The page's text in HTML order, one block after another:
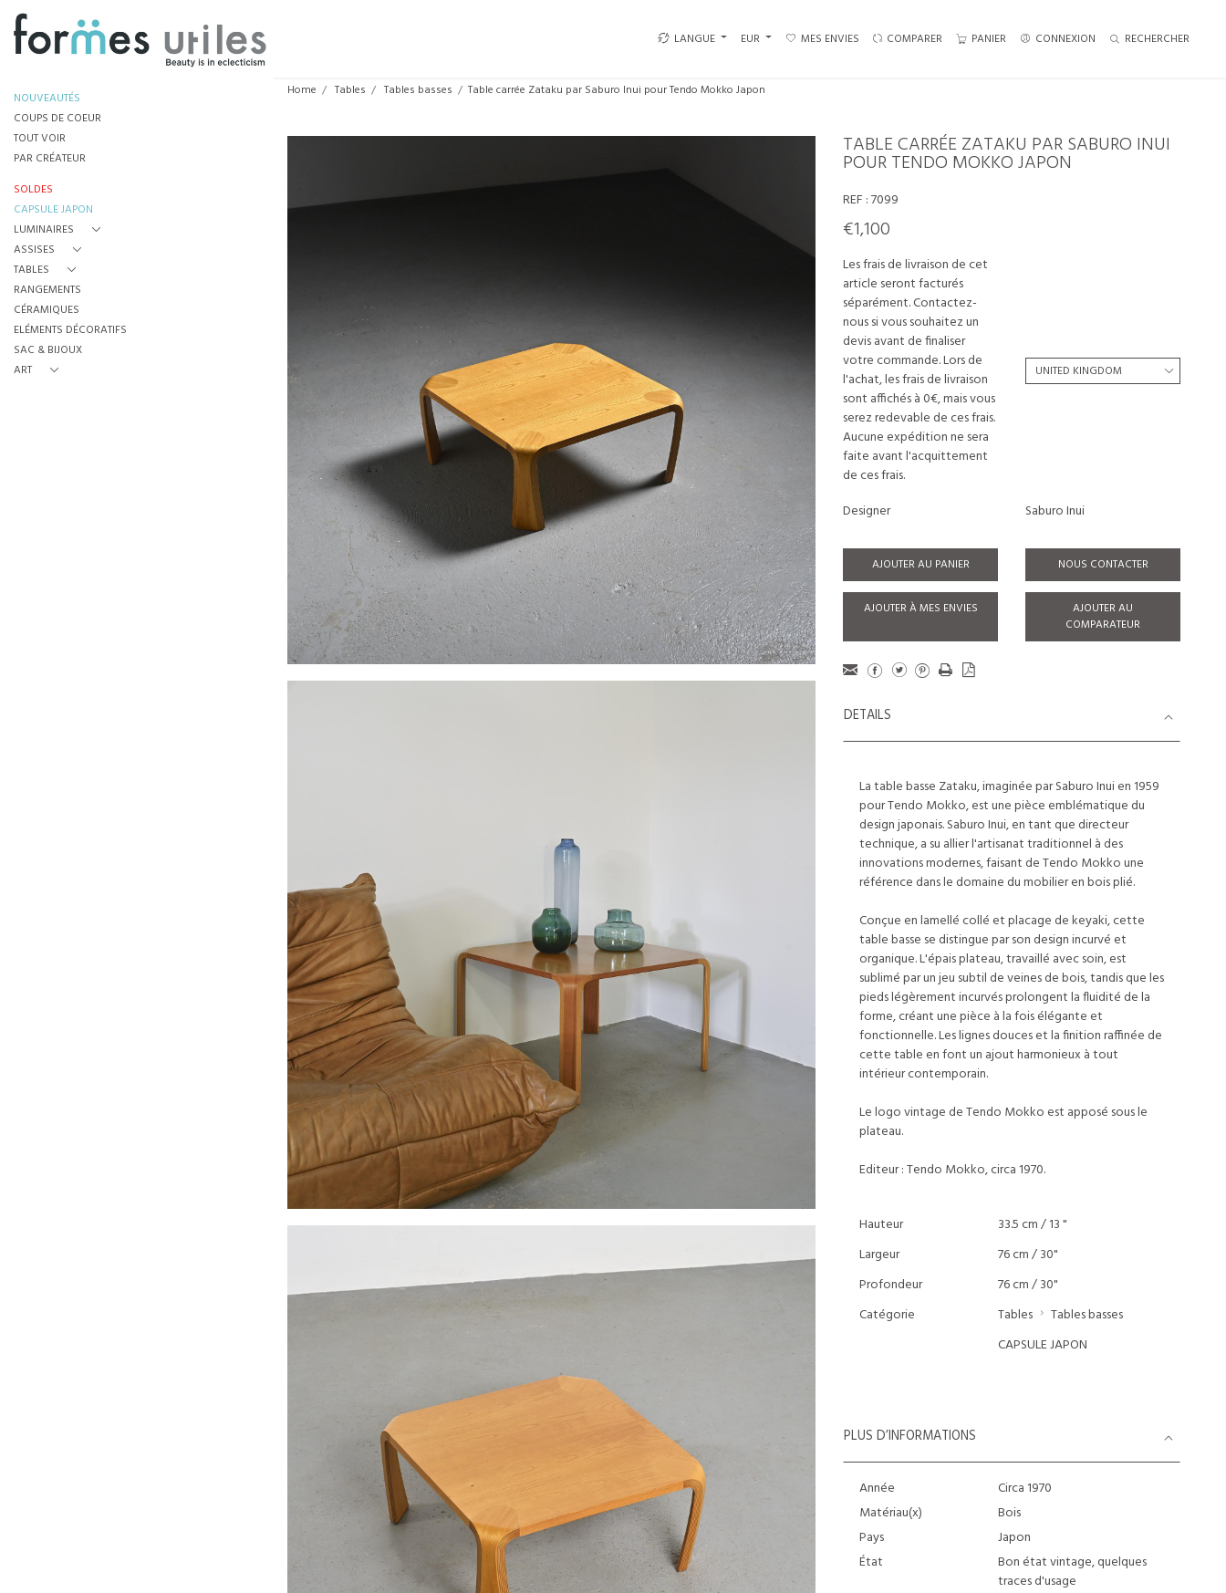
LANGUE EUR MES ENVIES COMPARER PANIER CONNEXION RECHERCHER
NOUVEAUTÉS
COUPS DE COEUR
TOUT VOIR
PAR CRÉATEUR
SOLDES
CAPSULE JAPON
LUMINAIRES
ASSISES
TABLES
RANGEMENTS
CÉRAMIQUES
ELÉMENTS DÉCORATIFS
SAC & BIJOUX
ART
Home Tables Tables basses Table carrée Zataku par Saburo Inui pour Tendo Mokko Japon
TABLE CARRÉE ZATAKU PAR SABURO INUI
POUR TENDO MOKKO JAPON
REF :7099
€1,100
Les frais de livraison de cet
article seront facturés
séparément. Contactez-
nous si vous souhaitez un
devis avant de finaliser
votre commande. Lors de
l'achat, les frais de livraison
sont affichés à 0€, mais vous
serez redevable de ces frais.
Aucune expédition ne sera
faite avant l'acquittement
de ces frais.
Designer
Saburo Inui
AJOUTER AU PANIER NOUS CONTACTER
AJOUTER À MES ENVIES
AJOUTER AU
COMPARATEUR
DETAILS
La table basse Zataku, imaginée par Saburo Inui en 1959
pour Tendo Mokko, est une pièce emblématique du
design japonais. Saburo Inui, en tant que directeur
technique, a su allier l'artisanat traditionnel à des
innovations modernes, faisant de Tendo Mokko une
référence dans le domaine du mobilier en bois plié.
Conçue en lamellé collé et placage de keyaki, cette
table basse se distingue par son design incurvé et
organique. L'épais plateau, travaillé avec soin, est
sublimé par un jeu subtil de veines de bois, tandis que les
pieds légèrement incurvés prolongent la fluidité de la
forme, créant une pièce à la fois élégante et
fonctionnelle. Les lignes douces et la finition raffinée de
cette table en font un ajout harmonieux à tout
intérieur contemporain.
Le logo vintage de Tendo Mokko est apposé sous le
plateau.
Editeur : Tendo Mokko, circa 1970.
Hauteur
33.5 cm / 13 "
Largeur
76 cm / 30"
Profondeur
76 cm / 30"
Catégorie
Tables
Tables basses
CAPSULE JAPON
PLUS D’INFORMATIONS
Année
Circa 1970
Matériau(x)
Bois
Pays
Japon
État
Bon état vintage, quelques
traces d'usage